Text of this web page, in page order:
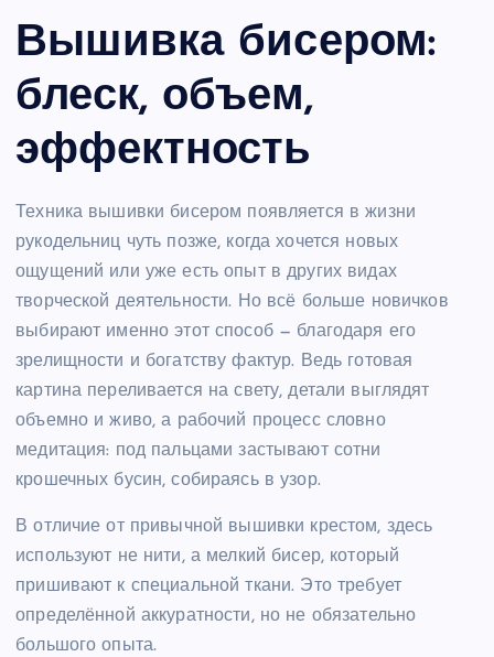
Вышивка бисером:
блеск, объем,
эффектность
Техника вышивки бисером появляется в жизни
рукодельниц чуть позже, когда хочется новых
ощущений или уже есть опыт в других видах
творческой деятельности. Но всё больше новичков
выбирают именно этот способ — благодаря его
зрелищности и богатству фактур. Ведь готовая
картина переливается на свету, детали выглядят
объемно и живо, а рабочий процесс словно
медитация: под пальцами застывают сотни
крошечных бусин, собираясь в узор.
В отличие от привычной вышивки крестом, здесь
используют не нити, а мелкий бисер, который
пришивают к специальной ткани. Это требует
определённой аккуратности, но не обязательно
большого опыта.